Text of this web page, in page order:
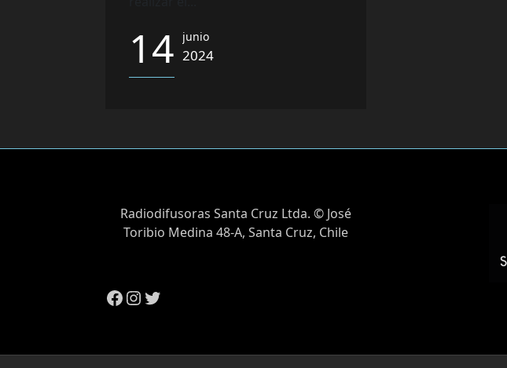
14 junio
2024
Radiodifusoras Santa Cruz Ltda. © José
Toribio Medina 48-A, Santa Cruz, Chile
Facebook
Instagram
Twitter